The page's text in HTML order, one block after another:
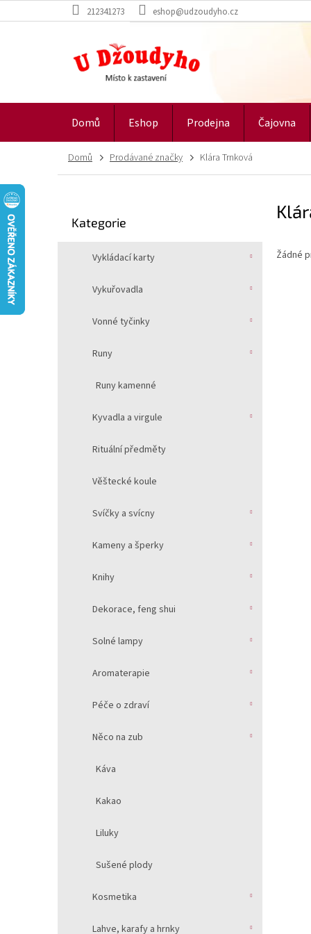
na
212341273 eshop@udzoudyho.cz
Domů Eshop Prodejna Čajovna
Domů Prodávané značky Klára Trnková
Přeskočit
kategorie
Kategorie
Vykládací karty
Vykuřovadla
Vonné tyčinky
Runy
Runy kamenné
Kyvadla a virgule
Rituální předměty
Věštecké koule
Svíčky a svícny
Kameny a šperky
Knihy
Dekorace, feng shui
Solné lampy
Aromaterapie
Péče o zdraví
Něco na zub
Káva
Kakao
Liluky
Sušené plody
Kosmetika
Lahve, karafy a hrnky
Žádné